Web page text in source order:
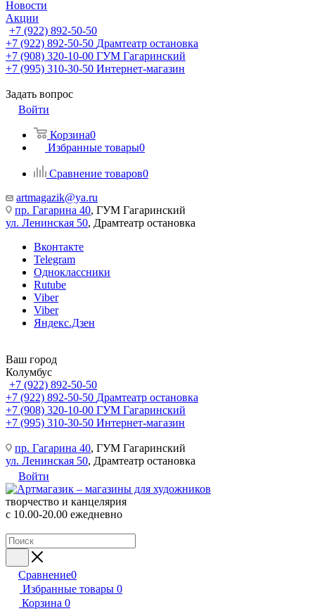
Новости
Акции
+7 (922) 892-50-50
+7 (922) 892-50-50 Драмтеатр остановка
+7 (908) 320-10-00 ГУМ Гагаринский
+7 (995) 310-30-50 Интернет-магазин
Задать вопрос
Войти
Корзина0
Избранные товары0
Сравнение товаров0
artmagazik@ya.ru
пр. Гагарина 40, ГУМ Гагаринский
ул. Ленинская 50, Драмтеатр остановка
Вконтакте
Telegram
Одноклассники
Rutube
Viber
Viber
Яндекс.Дзен
Ваш город
Колумбус
+7 (922) 892-50-50
+7 (922) 892-50-50 Драмтеатр остановка
+7 (908) 320-10-00 ГУМ Гагаринский
+7 (995) 310-30-50 Интернет-магазин
пр. Гагарина 40, ГУМ Гагаринский
ул. Ленинская 50, Драмтеатр остановка
Войти
творчество и канцелярия
с 10.00-20.00 ежедневно
Сравнение0
Избранные товары 0
Корзина 0